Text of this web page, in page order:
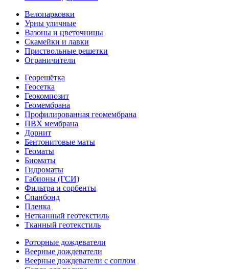
Велопарковки
Урны уличные
Вазоны и цветочницы
Скамейки и лавки
Приствольные решетки
Ограничители
Георешётка
Геосетка
Геокомпозит
Геомембрана
Профилированная геомембрана
ПВХ мембрана
Дорнит
Бентонитовые маты
Геоматы
Биоматы
Гидроматы
Габионы (ГСИ)
Фильтра и сорбенты
Спанбонд
Пленка
Нетканный геотекстиль
Тканный геотекстиль
Роторные дождеватели
Веерные дождеватели
Веерные дождеватели с соплом